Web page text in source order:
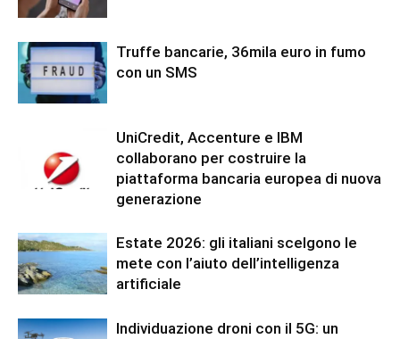
Truffe bancarie, 36mila euro in fumo
con un SMS
UniCredit, Accenture e IBM
collaborano per costruire la
piattaforma bancaria europea di nuova
generazione
Estate 2026: gli italiani scelgono le
mete con l’aiuto dell’intelligenza
artificiale
Individuazione droni con il 5G: un